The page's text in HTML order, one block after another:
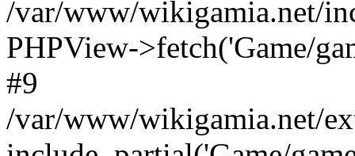
/var/www/wikigamia.net/
PHPView->fetch('Game/
#9
/var/www/wikigamia.net/